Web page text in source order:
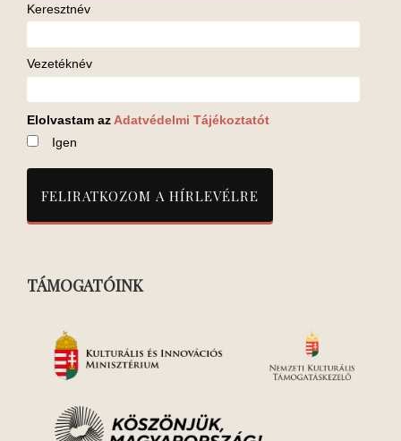
Keresztnév
Vezetéknév
Elolvastam az Adatvédelmi Tájékoztatót
Igen
TÁMOGATÓINK